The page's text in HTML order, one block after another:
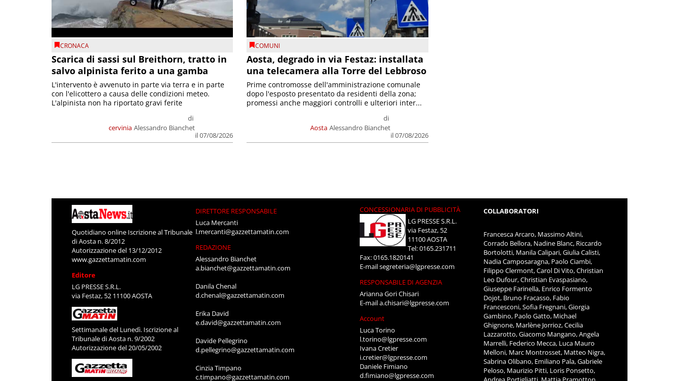
CRONACA
Scarica di sassi sul Breithorn, tratto in
salvo alpinista ferito a una gamba
cervinia
di
Alessandro Bianchet
il 07/08/2026
L'intervento è avvenuto in parte via terra e in parte
con l'elicottero a causa delle condizioni meteo.
L'alpinista non ha riportato gravi ferite
COMUNI
Aosta, degrado in via Festaz: installata
una telecamera alla Torre del Lebbroso
Aosta
di
Alessandro Bianchet
il 07/08/2026
Prime contromosse dell'amministrazione comunale
dopo l'esposto presentato da residenti della zona;
promessi anche maggiori controlli e ulteriori inter...
Quotidiano online Iscrizione al Tribunale
di Aosta n. 8/2012
Autorizzazione del 13/12/2012
www.gazzettamatin.com
Editore
LG PRESSE S.R.L.
via Festaz, 52 11100 AOSTA
Settimanale del Lunedì. Iscrizione al
Tribunale di Aosta n. 9/2002
Autorizzazione del 20/05/2002
DIRETTORE RESPONSABILE
Luca Mercanti
l.mercanti@gazzettamatin.com
REDAZIONE
Alessandro Bianchet
a.bianchet@gazzettamatin.com
Danila Chenal
d.chenal@gazzettamatin.com
Erika David
e.david@gazzettamatin.com
Davide Pellegrino
d.pellegrino@gazzettamatin.com
Cinzia Timpano
c.timpano@gazzettamatin.com
CONCESSIONARIA DI PUBBLICITÀ
LG PRESSE S.R.L.
via Festaz, 52
11100 AOSTA
Tel: 0165.231711
Fax: 0165.1820141
E-mailsegreteria@lgpresse.com
RESPONSABILE DI AGENZIA
Arianna Gori Chisari
E-maila.chisari@lgpresse.com
Account
Luca Torino
l.torino@lgpresse.com
Ivana Cretier
i.cretier@lgpresse.com
Daniele Fimiano
d.fimiano@lgpresse.com
COLLABORATORI
Francesca Arcaro, Massimo Altini,
Corrado Bellora, Nadine Blanc, Riccardo
Bortolotti, Manila Calipari, Giulia Calisti,
Nadia Camposaragna, Paolo Ciambi,
Filippo Clermont, Carol Di Vito, Christian
Leo Dufour, Christian Evaspasiano,
Giuseppe Farinella, Enrico Formento
Dojot, Bruno Fracasso, Fabio
Francesconi, Sofia Fregnani, Giorgia
Gambino, Paolo Gatto, Michael
Ghignone, Marlène Jorrioz, Cecilia
Lazzarotto, Giacomo Mangano, Angela
Marrelli, Federico Mecca, Luca Mauro
Melloni, Marc Montrosset, Matteo Nigra,
Sabrina Olibano, Emiliano Pala, Gabriele
Peloso, Maurizio Pitti, Loris Ponsetto,